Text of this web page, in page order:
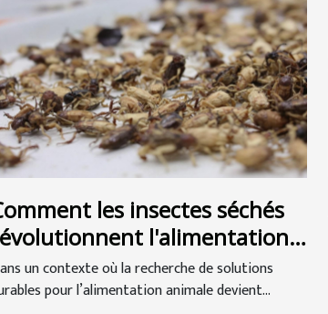
les insectes séchés
l'alimentation
?
un contexte où la recherche de solutions
pour l’alimentation animale devient...